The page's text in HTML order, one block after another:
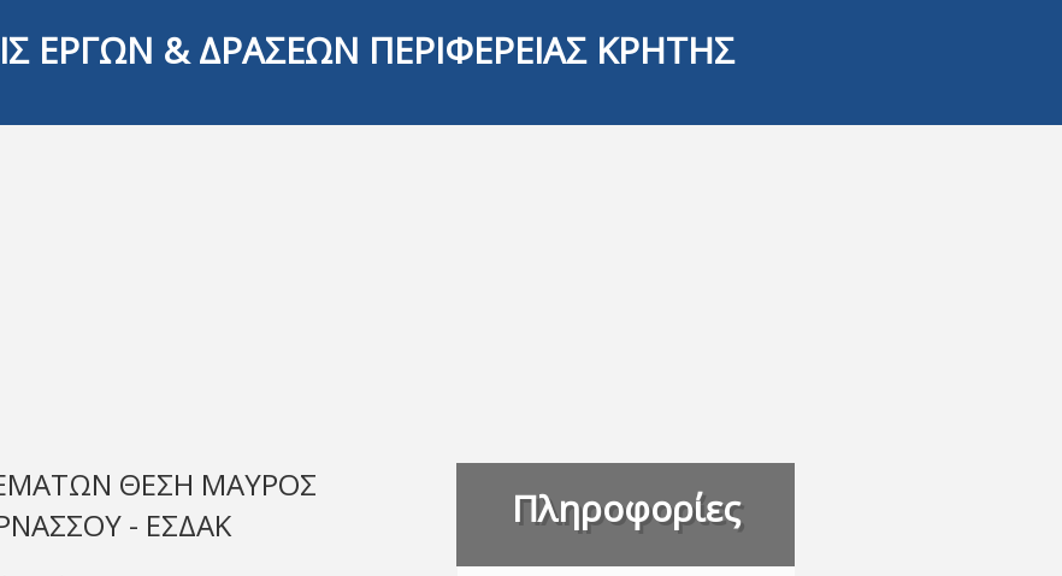
ΕΡΓΩΝ & ΔΡΑΣΕΩΝ ΠΕΡΙΦΕΡΕΙΑΣ ΚΡΗΤΗΣ
ΘΕΣΗ ΜΑΥΡΟΣ
- ΕΣΔΑΚ
Πληροφορίες